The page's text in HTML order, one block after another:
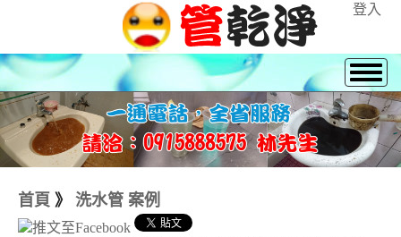
登入
首頁 》 洗水管 案例